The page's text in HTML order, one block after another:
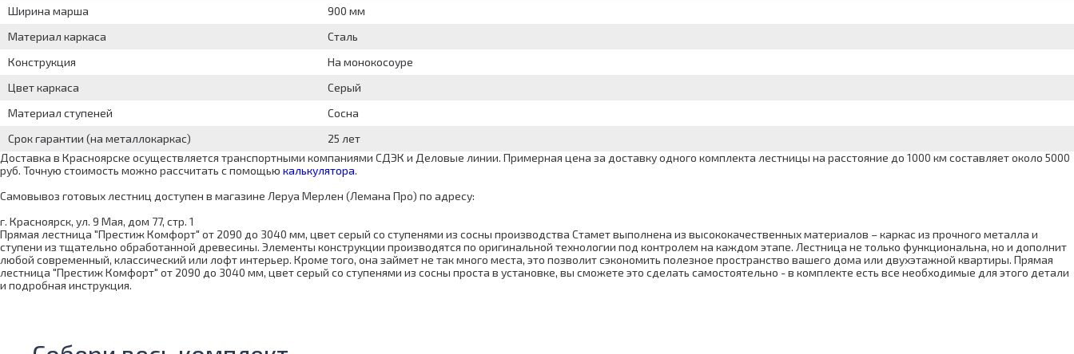
Ширина марша
900 мм
Материал каркаса
Сталь
Конструкция
На монокосоуре
Цвет каркаса
Серый
Материал ступеней
Сосна
Срок гарантии (на металлокаркас)
25 лет
Доставка в Красноярске осуществляется транспортными компаниями СДЭК и Деловые линии. Примерная цена за доставку одного комплекта лестницы на расстояние до 1000 км составляет около 5000
руб. Точную стоимость можно рассчитать с помощью калькулятора.
Самовывоз готовых лестниц доступен в магазине Леруа Мерлен (Лемана Про) по адресу:
г. Красноярск, ул. 9 Мая, дом 77, стр. 1
Прямая лестница "Престиж Комфорт" от 2090 до 3040 мм, цвет серый со ступенями из сосны производства Стамет выполнена из высококачественных материалов – каркас из прочного металла и
ступени из тщательно обработанной древесины. Элементы конструкции производятся по оригинальной технологии под контролем на каждом этапе. Лестница не только функциональна, но и дополнит
любой современный, классический или лофт интерьер. Кроме того, она займет не так много места, это позволит сэкономить полезное пространство вашего дома или двухэтажной квартиры. Прямая
лестница "Престиж Комфорт" от 2090 до 3040 мм, цвет серый со ступенями из сосны проста в установке, вы сможете это сделать самостоятельно - в комплекте есть все необходимые для этого детали
и подробная инструкция.